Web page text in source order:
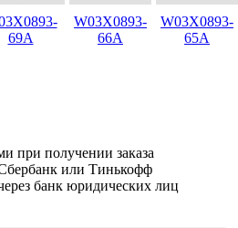
69A
W03X0893-
66A
W03X0893-
65A
при получении заказа
или Тинькофф
банк юридических лиц